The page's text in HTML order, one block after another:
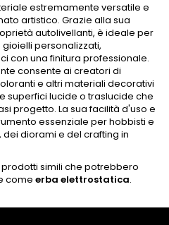
estremamente versatile e
artistico. Grazie alla sua
autolivellanti, è ideale per
personalizzati,
con una finitura professionale.
consente ai creatori di
e altri materiali decorativi
superfici lucide o traslucide che
progetto. La sua facilità d'uso e
essenziale per hobbisti e
diorami e del crafting in
simili che potrebbero
come erba elettrostatica.